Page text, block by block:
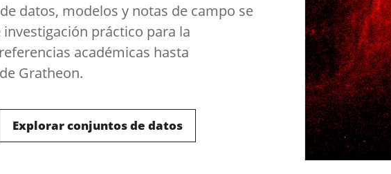
datos, modelos y notas de campo se
práctico para la
académicas hasta
Gratheon.
Explorar conjuntos de datos